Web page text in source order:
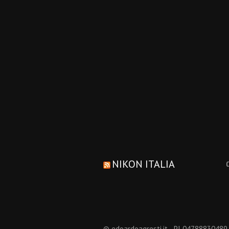
NIKON ITALIA